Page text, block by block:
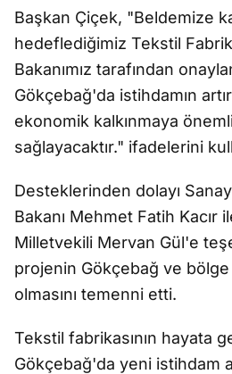
Başkan Çiçek, "Beldemize
hedeflediğimiz Tekstil
Bakanımız tarafından
Gökçebağ'da istihdamın
ekonomik kalkınmaya
sağlayacaktır." ifadelerini
Desteklerinden dolayı
Bakanı Mehmet Fatih Kacır
Milletvekili Mervan Gül'e
projenin Gökçebağ ve bölge
olmasını temenni etti.
Tekstil fabrikasının hayata
Gökçebağ'da yeni istihdam